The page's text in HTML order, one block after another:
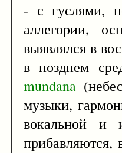
- с гуслями,
аллегории,
выявлялся в
в позднем
mundana
музыки,
вокальной и
прибавляются,